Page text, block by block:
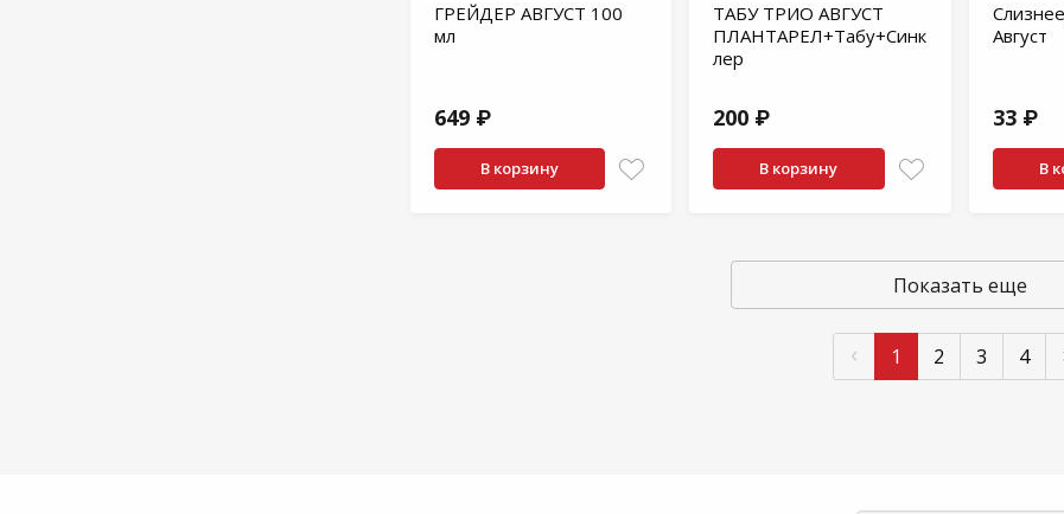
ГРЕЙДЕР АВГУСТ 100
мл
649 ₽
В корзину
ТАБУ ТРИО АВГУСТ
ПЛАНТАРЕЛ+Табу+Синк
лер
200 ₽
В корзину
Август
33 ₽
В
Показать еще
‹ 1 2 3 4